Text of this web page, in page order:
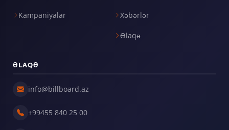
Kampaniyalar Xəbərlər
Əlaqə
ƏLAQƏ
info@billboard.az
+99455 840 25 00